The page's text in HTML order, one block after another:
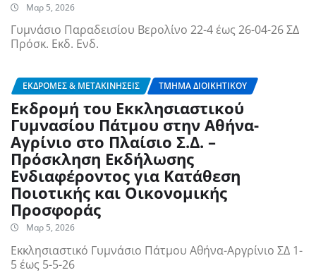
Μαρ 5, 2026
Γυμνάσιο Παραδεισίου Βερολίνο 22-4 έως 26-04-26 ΣΔ
Πρόσκ. Εκδ. Ενδ.
ΕΚΔΡΟΜΈΣ & ΜΕΤΑΚΙΝΉΣΕΙΣ ΤΜΉΜΑ ΔΙΟΙΚΗΤΙΚΟΎ
Εκδρομή του Εκκλησιαστικού
Γυμνασίου Πάτμου στην Αθήνα-
Αγρίνιο στο Πλαίσιο Σ.Δ. –
Πρόσκληση Εκδήλωσης
Ενδιαφέροντος για Κατάθεση
Ποιοτικής και Οικονομικής
Προσφοράς
Μαρ 5, 2026
Εκκλησιαστικό Γυμνάσιο Πάτμου Αθήνα-Αργρίνιο ΣΔ 1-
5 έως 5-5-26